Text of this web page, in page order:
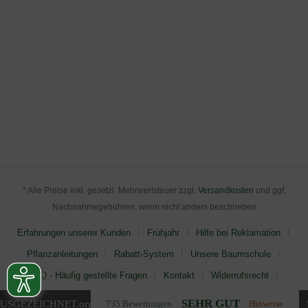
.org 735 Bewertungen SEHR GUT Hinweise
* Alle Preise inkl. gesetzl. Mehrwertsteuer zzgl. Versandkosten und ggf.
Nachnahmegebühren, wenn nicht anders beschrieben
Erfahrungen unserer Kunden Frühjahr Hilfe bei Reklamation
Pflanzanleitungen Rabatt-System Unsere Baumschule
FAQ - Häufig gestellte Fragen Kontakt Widerrufsrecht